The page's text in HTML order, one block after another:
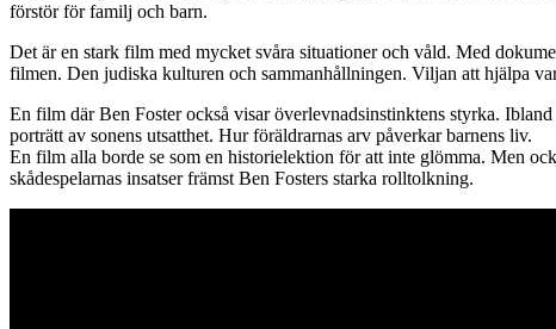
förstör för familj och barn.
Det är en stark film med mycket svåra situationer och våld. Med
filmen. Den judiska kulturen och sammanhållningen. Viljan att hjälpa
En film där Ben Foster också visar överlevnadsinstinktens styrka.
porträtt av sonens utsatthet. Hur föräldrarnas arv påverkar barnens liv.
En film alla borde se som en historielektion för att inte glömma. Men
skådespelarnas insatser främst Ben Fosters starka rolltolkning.